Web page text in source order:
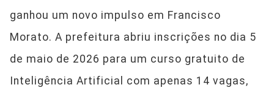
ganhou um novo impulso em Francisco
Morato. A prefeitura abriu inscrições no dia 5
de maio de 2026 para um curso gratuito de
Inteligência Artificial com apenas 14 vagas,